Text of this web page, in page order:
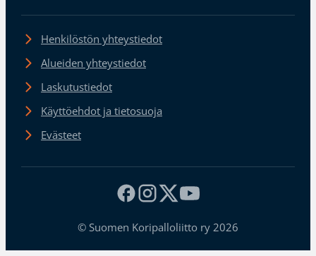
Henkilöstön yhteystiedot
Alueiden yhteystiedot
Laskutustiedot
Käyttöehdot ja tietosuoja
Evästeet
© Suomen Koripalloliitto ry 2026